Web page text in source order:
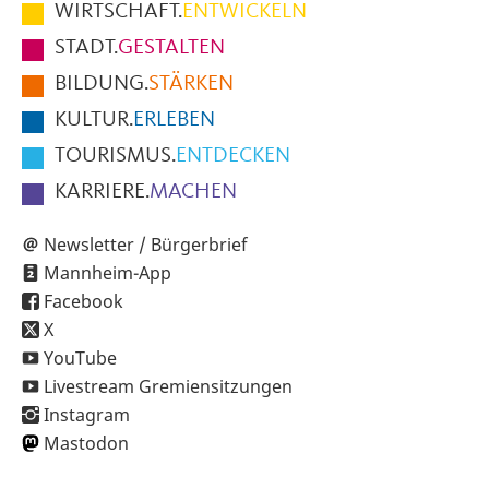
Fußbereich
der
Seite
WIRTSCHAFT.ENTWICKELN
STADT.GESTALTEN
BILDUNG.STÄRKEN
KULTUR.ERLEBEN
TOURISMUS.ENTDECKEN
KARRIERE.MACHEN
Newsletter / Bürgerbrief
Mannheim-App
Facebook
X
YouTube
Livestream Gremiensitzungen
Instagram
Mastodon